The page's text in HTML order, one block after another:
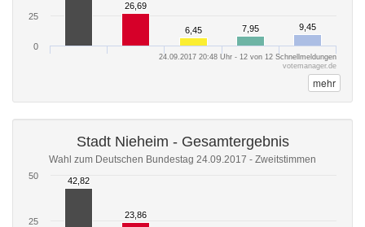
24.09.2017 20:48 Uhr - 12 von 12 Schnellmeldungen
26,69
26,69
6,45
6,45 7,95
7,95 9,45
9,45
0
25
votemanager.de
mehr
Stadt Nieheim - Gesamtergebnis
Wahl zum Deutschen Bundestag 24.09.2017 - Zweitstimmen
42,82
42,82
23,86
23,86
25
50